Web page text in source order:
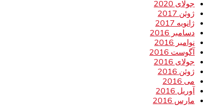
جولای 2020
ژوئن 2017
ژانویه 2017
دسامبر 2016
نوامبر 2016
آگوست 2016
جولای 2016
ژوئن 2016
می 2016
آوریل 2016
مارس 2016